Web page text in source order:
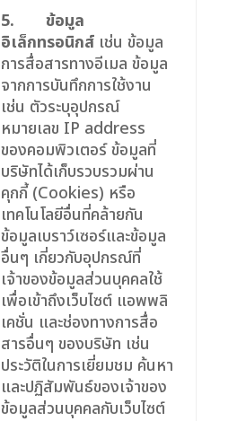
5. ข้อมูล
อิเล็กทรอนิกส์ เช่น ข้อมูล
การสื่อสารทางอีเมล ข้อมูล
จากการบันทึกการใช้งาน
เช่น ตัวระบุอุปกรณ์
หมายเลข IP address
ของคอมพิวเตอร์ ข้อมูลที่
บริษัทได้เก็บรวบรวมผ่าน
คุกกี้ (Cookies) หรือ
เทคโนโลยีอื่นที่คล้ายกัน
ข้อมูลเบราว์เซอร์และข้อมูล
อื่นๆ เกี่ยวกับอุปกรณ์ที่
เจ้าของข้อมูลส่วนบุคคลใช้
เพื่อเข้าถึงเว็บไซต์ แอพพลิ
เคชั่น และช่องทางการสื่อ
สารอื่นๆ ของบริษัท เช่น
ประวัติในการเยี่ยมชม ค้นหา
และปฏิสัมพันธ์ของเจ้าของ
ข้อมูลส่วนบุคคลกับเว็บไซต์